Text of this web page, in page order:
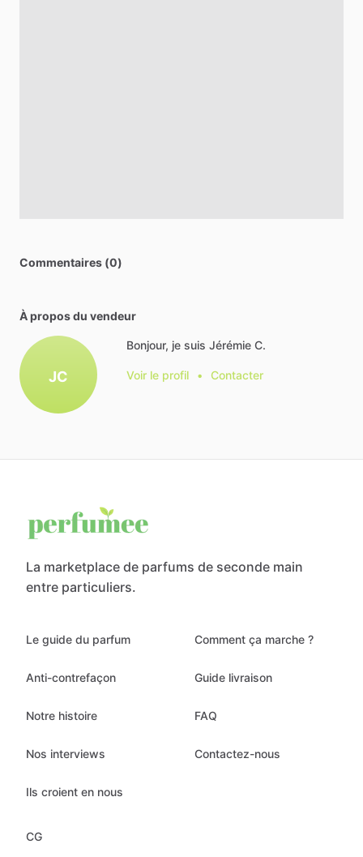
Commentaires (0)
À propos du vendeur
JC
Bonjour, je suis Jérémie C.
Voir le profil • Contacter
La marketplace de parfums de seconde main
entre particuliers.
Le guide du parfum
Anti-contrefaçon
Notre histoire
Nos interviews
Ils croient en nous
Comment ça marche ?
Guide livraison
FAQ
Contactez-nous
CG